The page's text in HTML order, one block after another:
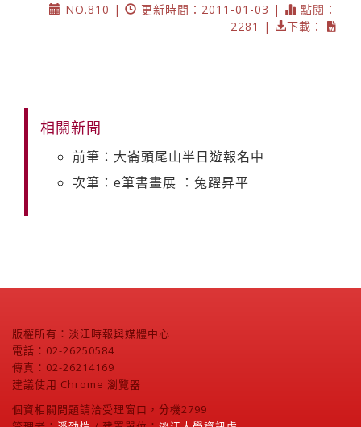
NO.810 |
更新時間：2011-01-03 |
點閱：
2281 |
下載：
相關新聞
前筆：大崙頭尾山半日遊報名中
次筆：e筆書畫展 ：兔躍昇平
版權所有：淡江時報與媒體中心
電話：02-26250584
傳真：02-26214169
建議使用 Chrome 瀏覽器
個資相關問題請洽受理窗口，分機2799